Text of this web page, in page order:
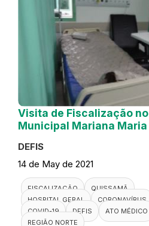
Visita de Fiscalização
Municipal Mariana
DEFIS
14 de May de 2021
FISCALIZAÇÃO
QUISSAMÃ
HOSPITAL GERAL
CORONAVÍRUS
COVID-19
DEFIS
ATO MÉDICO
REGIÃO NORTE